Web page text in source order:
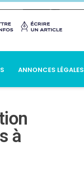
ANNONCES LÉGALES
à